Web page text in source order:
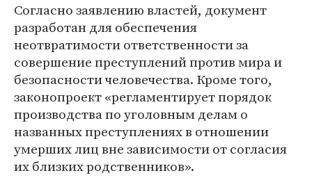
Согласно заявлению властей, документ
разработан для обеспечения
неотвратимости ответственности за
совершение преступлений против мира и
безопасности человечества. Кроме того,
законопроект «регламентирует порядок
производства по уголовным делам о
названных преступлениях в отношении
умерших лиц вне зависимости от согласия
их близких родственников».